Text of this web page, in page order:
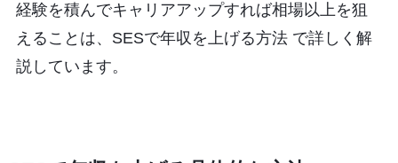
経験を積んでキャリアアップすれば相場以上を狙
えることは、SESで年収を上げる方法 で詳しく解
説しています。